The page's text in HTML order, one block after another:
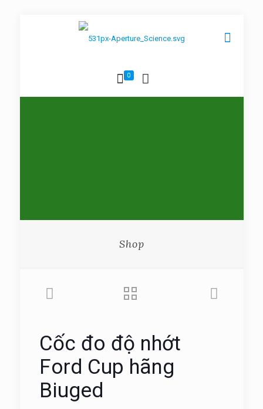
0
Shop
Cốc đo độ nhớt
Ford Cup hãng
Biuged